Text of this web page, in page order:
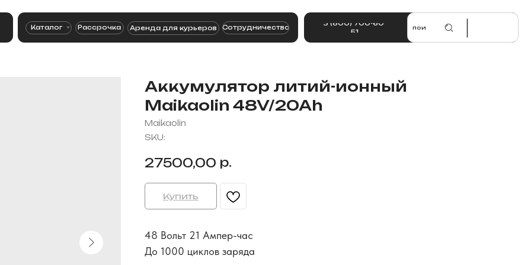
Сотрудничество
Каталог
8 (800) 700-60-
51
Рассрочка Аренда для курьеров поиск.|
Аккумулятор литий-ионный
Maikaolin 48V/20Ah
Maikaolin
SKU:
27500,00 р.
Купить
48 Вольт 21 Ампер-час
До 1000 циклов заряда